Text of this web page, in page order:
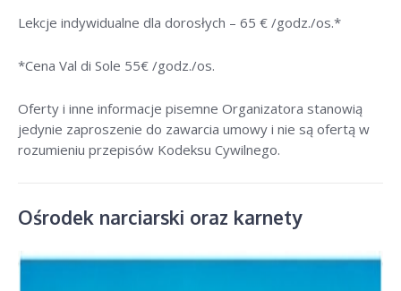
Lekcje indywidualne dla dorosłych – 65 € /godz./os.*
*Cena Val di Sole 55€ /godz./os.
Oferty i inne informacje pisemne Organizatora stanowią
jedynie zaproszenie do zawarcia umowy i nie są ofertą w
rozumieniu przepisów Kodeksu Cywilnego.
Ośrodek narciarski oraz karnety